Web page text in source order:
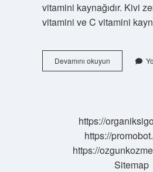
vitamini kaynağıdır. Kivi
vitamini ve C vitamini
Devamını okuyunKayısı
Ingilizcesi
https://
https://
https://
Sitemap